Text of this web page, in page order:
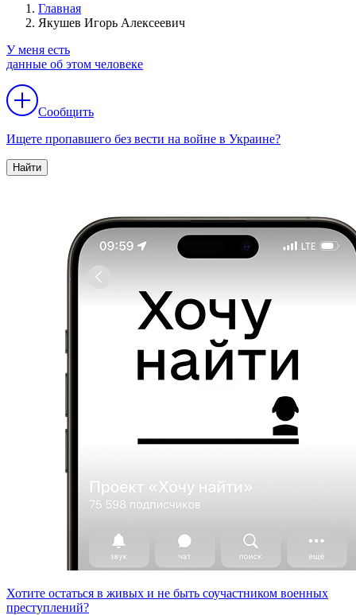
Главная
Якушев Игорь Алексеевич
У меня есть
данные об этом человеке
Сообщить
Ищете пропавшего без вести на войне в Украине?
Найти
Хотите остаться в живых и не быть соучастником военных
преступлений?